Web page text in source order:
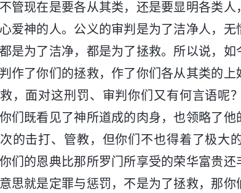
管现在是要各从其类，还是要显明各类
爱神的人。公义的审判是为了洁净人，
是为了洁净，都是为了拯救。所以说，
作了你们的拯救，作了你们各从其类的
，面对这刑罚、审判你们又有何言语呢
们既看见了神所道成的肉身，也领略了
的击打、管教，但你们不也得着了极大
们的恩典比那所罗门所享受的荣华富贵
思就是定罪与惩罚，不是为了拯救，那